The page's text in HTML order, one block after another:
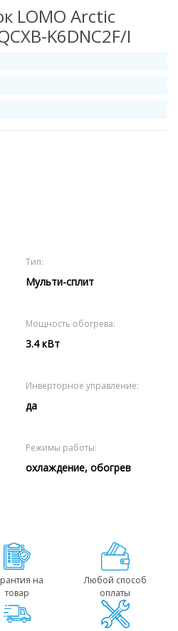
LOMO Arctic
K6DNC2F/I
Тип:
Мульти-сплит
Мощность обогрева:
3.4 кВт
Инверторное управление:
да
Режимы работы:
охлаждение, обогрев
на
товар
Любой способ
оплаты